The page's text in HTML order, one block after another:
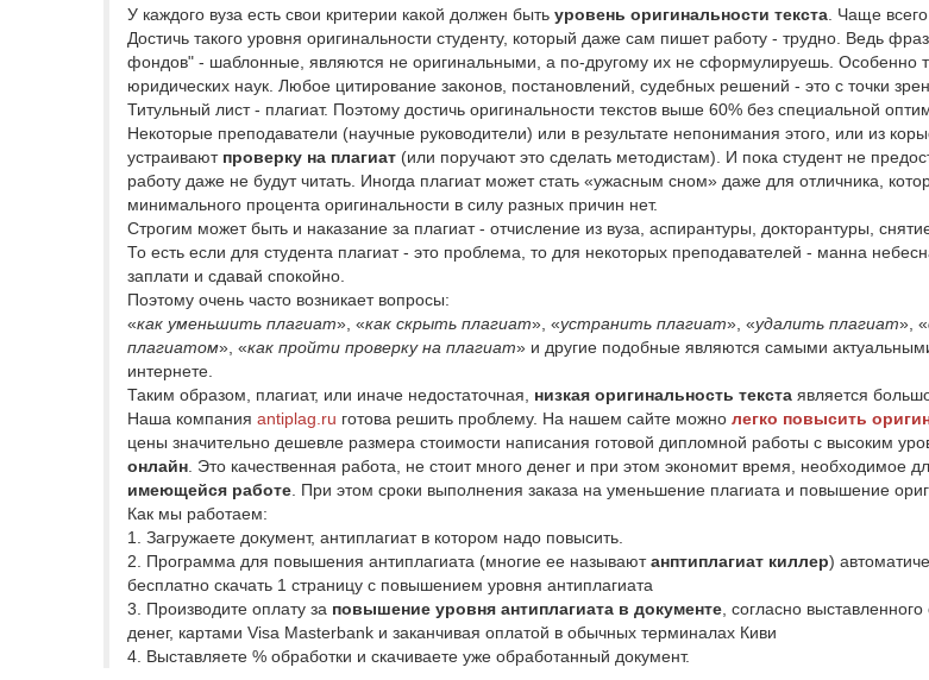
У каждого вуза есть свои критерии какой должен быть уровень оригинальности текста . Чаще
Достичь такого уровня оригинальности студенту, который даже сам пишет работу - трудно. Ведь
фондов" - шаблонные, являются не оригинальными, а по-другому их не сформулируешь. Особенно
юридических наук. Любое цитирование законов, постановлений, судебных решений - это с точки
Титульный лист - плагиат. Поэтому достичь оригинальности текстов выше 60% без специальной
Некоторые преподаватели (научные руководители) или в результате непонимания этого, или из
устраивают проверку на плагиат (или поручают это сделать методистам). И пока студент не
работу даже не будут читать. Иногда плагиат может стать «ужасным сном» даже для отличника,
минимального процента оригинальности в силу разных причин нет.
Строгим может быть и наказание за плагиат - отчисление из вуза, аспирантуры, докторантуры,
То есть если для студента плагиат - это проблема, то для некоторых преподавателей - манна
заплати и сдавай спокойно.
Поэтому очень часто возникает вопросы:
«как уменьшить плагиат», «как скрыть плагиат», «устранить плагиат», «удалить плагиат», «
плагиатом», «как пройти проверку на плагиат» и другие подобные являются самыми
интернете.
Таким образом, плагиат, или иначе недостаточная, низкая оригинальность текста является
Наша компания antiplag.ru готова решить проблему. На нашем сайте можно легко повысить
цены значительно дешевле размера стоимости написания готовой дипломной работы с высоким
онлайн . Это качественная работа, не стоит много денег и при этом экономит время, необходимое
имеющейся работе . При этом сроки выполнения заказа на уменьшение плагиата и повышение
Как мы работаем:
1. Загружаете документ, антиплагиат в котором надо повысить.
2. Программа для повышения антиплагиата (многие ее называютанптиплагиат киллер)
бесплатно скачать 1 страницу с повышением уровня антиплагиата
3. Производите оплату за повышение уровня антиплагиата в документе , согласно
денег, картами Visa Masterbank и заканчивая оплатой в обычных терминалах Киви
4. Выставляете % обработки и скачиваете уже обработанный документ.